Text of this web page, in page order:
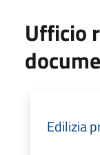
Ufficio
Edilizia